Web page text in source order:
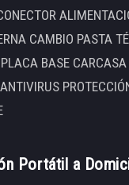
CAMBIO PASTA
BASE CARCASA
Portátil a